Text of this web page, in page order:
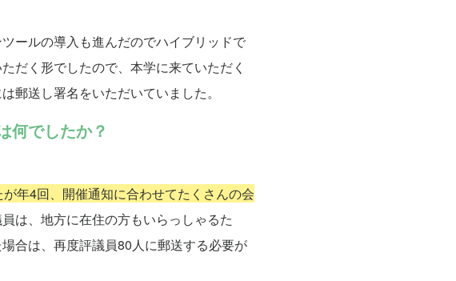
ールの導入も進んだのでハイブリッドで
だく形でしたので、本学に来ていただく
郵送し署名をいただいていました。
何でしたか？
年4回、開催通知に合わせてたくさんの会
は、地方に在住の方もいらっしゃるた
合は、再度評議員80人に郵送する必要が